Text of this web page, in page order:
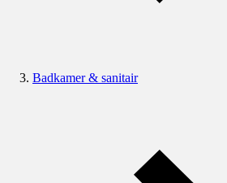
Badkamer & sanitair